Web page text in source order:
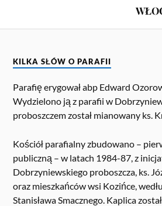
KILKA SŁÓW O PARAFII
Parafię erygował abp Edward
Wydzielono ją z parafii w
proboszczem został mianowany ks.
Kościół parafialny zbudowano –
publiczną – w latach 1984-87, z
Dobrzyniewskiego proboszcza, ks.
oraz mieszkańców wsi Kozińce,
Stanisława Smacznego. Kaplica